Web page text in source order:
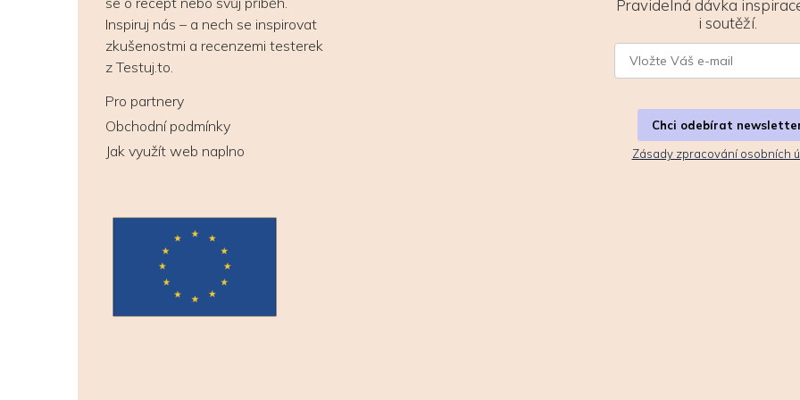
Inspiruj nás – a nech se inspirovat
zkušenostmi a recenzemi testerek
z Testuj.to.
Pro partnery
Obchodní podmínky
Jak využít web naplno
Pravidelná dávka
i soutěží.
Chci odebírat
Zásady zpracování osobních